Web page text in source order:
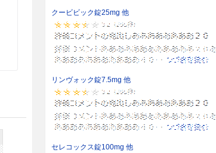
クービビック錠25mg 他
リンヴォック錠7.5mg 他
セレコックス錠100mg 他